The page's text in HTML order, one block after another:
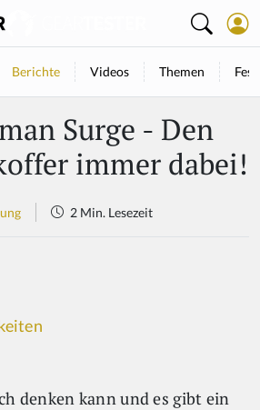
Berichte Videos Themen
Surge - Den
immer dabei!
2 Min. Lesezeit
denken kann und es gibt ein